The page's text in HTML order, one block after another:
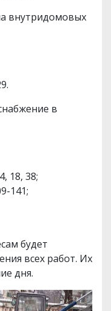
внутридомовых
в
18, 38;
141;
будет
всех работ. Их
дня.